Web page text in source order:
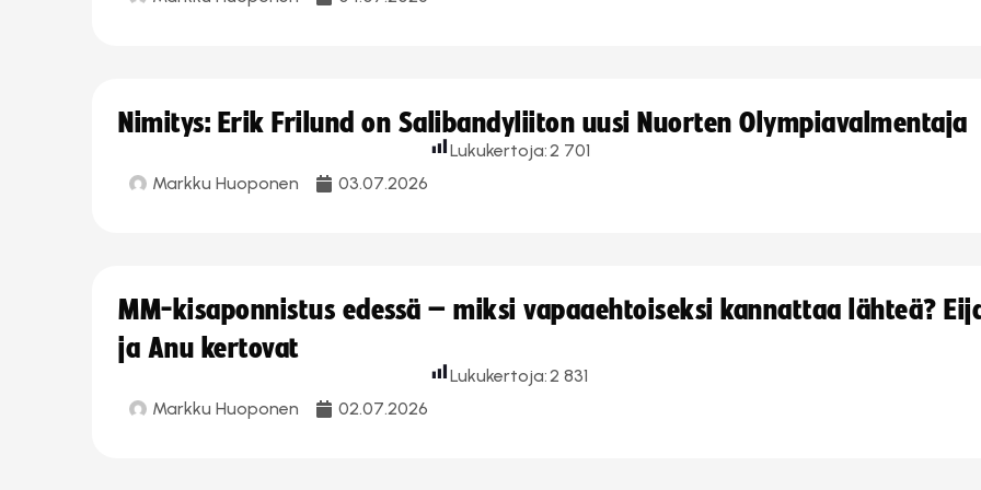
Nimitys: Erik Frilund on Salibandyliiton uusi Nuorten Olympiavalmentaja
Markku Huoponen 03.07.2026
Lukukertoja:2 701
MM-kisaponnistus edessä – miksi vapaaehtoiseksi kannattaa lähteä?
ja Anu kertovat
Markku Huoponen 02.07.2026
Lukukertoja:2 831